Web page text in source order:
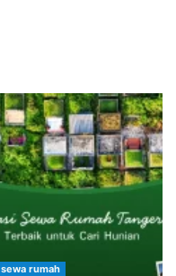
sewa rumah